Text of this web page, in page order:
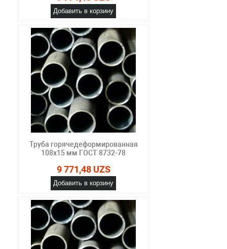
Добавить в корзину
Труба горячедеформированная
108х15 мм ГОСТ 8732-78
9 771,48 UZS
Добавить в корзину